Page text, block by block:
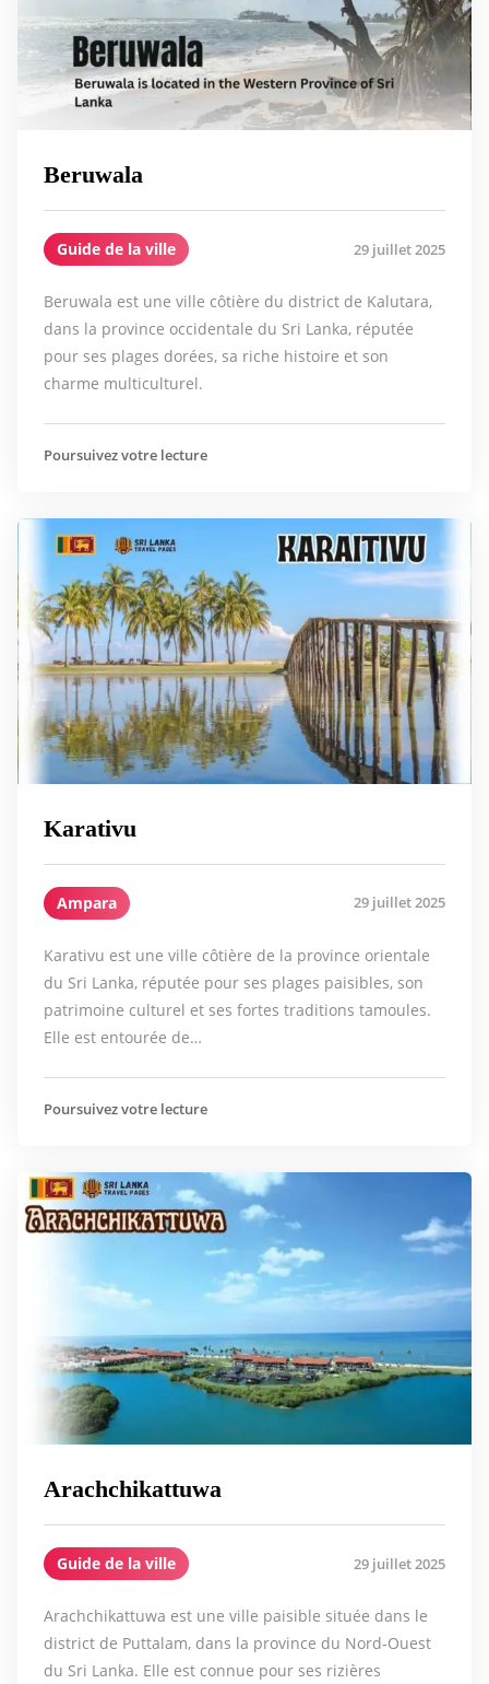
Beruwala
Guide de la ville 29 juillet 2025
Beruwala est une ville côtière du district de Kalutara,
dans la province occidentale du Sri Lanka, réputée
pour ses plages dorées, sa riche histoire et son
charme multiculturel.
Poursuivez votre lecture
Karativu
Ampara 29 juillet 2025
Karativu est une ville côtière de la province orientale
du Sri Lanka, réputée pour ses plages paisibles, son
patrimoine culturel et ses fortes traditions tamoules.
Elle est entourée de…
Poursuivez votre lecture
Arachchikattuwa
Guide de la ville 29 juillet 2025
Arachchikattuwa est une ville paisible située dans le
district de Puttalam, dans la province du Nord-Ouest
du Sri Lanka. Elle est connue pour ses rizières